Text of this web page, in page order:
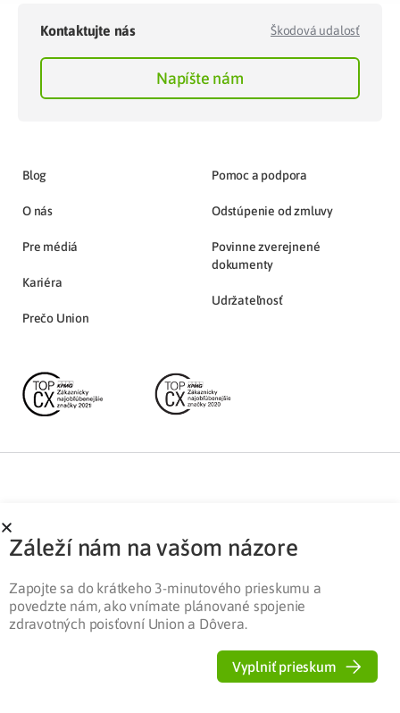
Kontaktujte nás Škodová udalosť
Napíšte nám
Blog
O nás
Pre médiá
Kariéra
Prečo Union
Pomoc a podpora
Odstúpenie od zmluvy
Povinne zverejnené
dokumenty
Udržateľnosť
Partnerská zóna Ochrana osobných údajov
Záleží nám na vašom názore
Zapojte sa do krátkeho 3-minutového prieskumu a
povedzte nám, ako vnímate plánované spojenie
zdravotných poisťovní Union a Dôvera.
Vyplniť prieskum